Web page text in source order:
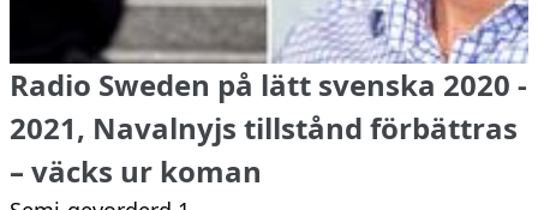
Radio Sweden på lätt svenska 2020 -
2021, Navalnyjs tillstånd förbättras
– väcks ur koman